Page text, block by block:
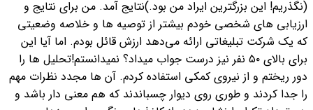
(نگذریم! این بزرگترین ایراد من بود.)نتایج آمد. من برای نتایج و
ارزیابی های شخصی خودم بیشتر از توصیه ها و خلاصه وضعیتی
که یک شرکت تبلیغاتی ارائه می‌دهد ارزش قائل بودم. اما آیا این
برای بالای ۵۰ نفر نیز درست جواب میداد؟ نمیدانستم!
تحلیل ها را
دور ریختم و از نیروی کمکی استفاده کردم. آن ها مجدد نظرات مهم
را جدا کردند و طوری روی دیوار چسباندند که هم معنی دار باشد و